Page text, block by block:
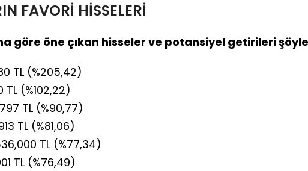
FAVORİ HİSSELERİ
göre öne çıkan hisseler ve potansiyel getirileri
TL (%205,42)
(%102,22)
TL (%90,77)
TL (%81,06)
TL (%77,34)
TL (%76,49)